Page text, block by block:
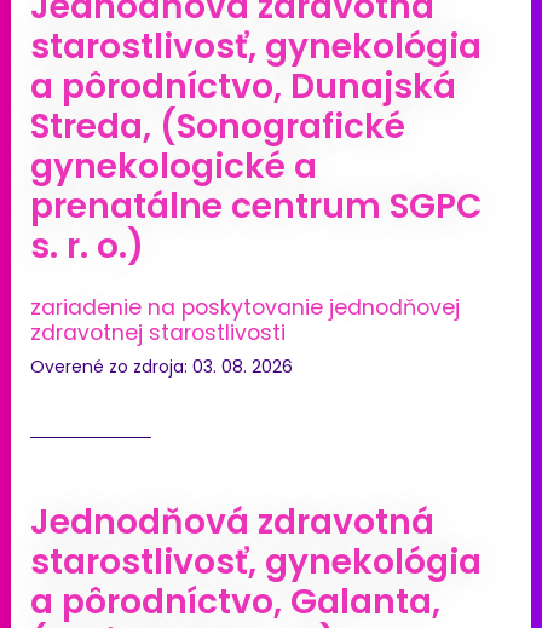
starostlivosť, gynekológia
a pôrodníctvo, Dunajská
Streda, (Sonografické
gynekologické a
prenatálne centrum SGPC
s. r. o.)
zariadenie na poskytovanie jednodňovej
zdravotnej starostlivosti
Overené zo zdroja: 03. 08. 2026
Jednodňová zdravotná
starostlivosť, gynekológia
a pôrodníctvo, Galanta,